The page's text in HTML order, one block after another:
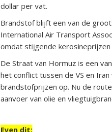
dollar per vat.
Brandstof blijft een van de
International Air Transport
omdat stijgende
De Straat van Hormuz is een
het conflict tussen de VS en
brandstofprijzen op. Nu de
aanvoer van olie en
Even dit: